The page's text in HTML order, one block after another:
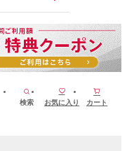
検索 お気に入り カート